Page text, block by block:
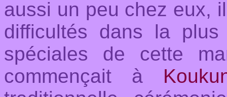
aussi un peu chez eux,
difficultés dans la
spéciales de cette
commençait à